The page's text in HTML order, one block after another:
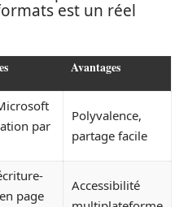
est un réel
Avantages
par
Polyvalence,
partage facile
page
Accessibilité